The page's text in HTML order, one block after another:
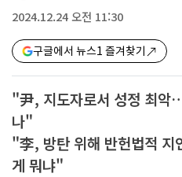
2024.12.24 오전 11:30
구글에서 뉴스1 즐겨찾기
"尹, 지도자로서 성정 최악
나"
"李, 방탄 위해 반헌법적
게 뭐냐"